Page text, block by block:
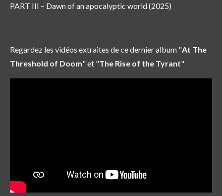
PART III – Dawn of an apocalyptic world (2025)
Regardez les vidéos extraites de ce dernier album "At The
Threshold of Doom" et "The Rise of the Tyrant"